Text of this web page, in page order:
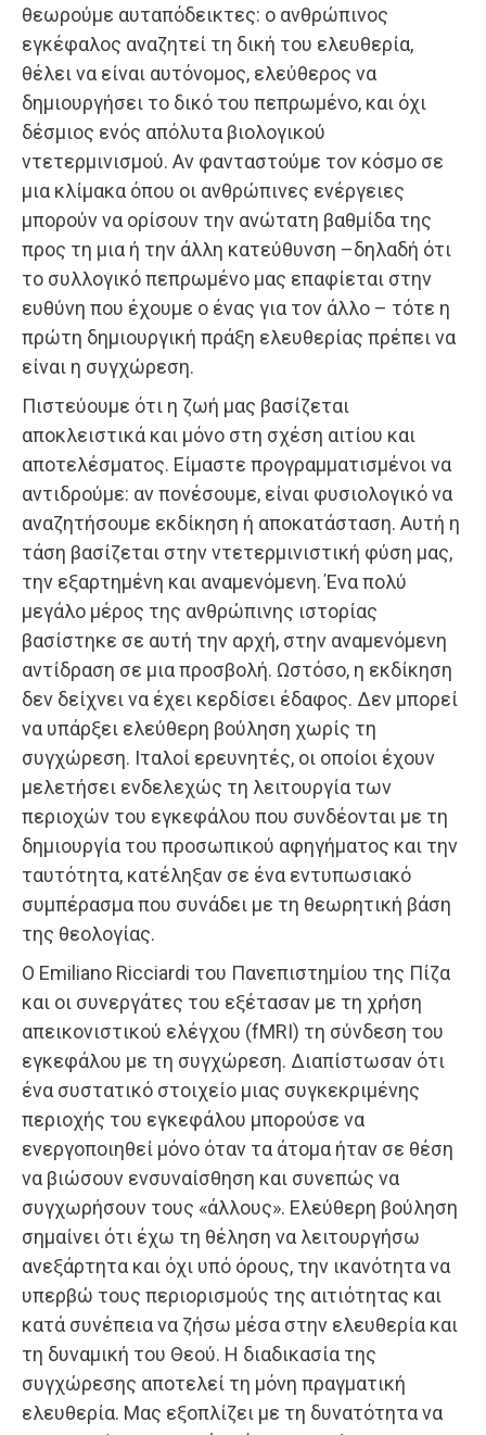
θεωρούμε αυταπόδεικτες: ο ανθρώπινος
εγκέφαλος αναζητεί τη δική του ελευθερία,
θέλει να είναι αυτόνομος, ελεύθερος να
δημιουργήσει το δικό του πεπρωμένο, και όχι
δέσμιος ενός απόλυτα βιολογικού
ντετερμινισμού. Αν φανταστούμε τον κόσμο σε
μια κλίμακα όπου οι ανθρώπινες ενέργειες
μπορούν να ορίσουν την ανώτατη βαθμίδα της
προς τη μια ή την άλλη κατεύθυνση –δηλαδή ότι
το συλλογικό πεπρωμένο μας επαφίεται στην
ευθύνη που έχουμε ο ένας για τον άλλο – τότε η
πρώτη δημιουργική πράξη ελευθερίας πρέπει να
είναι η συγχώρεση.
Πιστεύουμε ότι η ζωή μας βασίζεται
αποκλειστικά και μόνο στη σχέση αιτίου και
αποτελέσματος. Είμαστε προγραμματισμένοι να
αντιδρούμε: αν πονέσουμε, είναι φυσιολογικό να
αναζητήσουμε εκδίκηση ή αποκατάσταση. Αυτή η
τάση βασίζεται στην ντετερμινιστική φύση μας,
την εξαρτημένη και αναμενόμενη. Ένα πολύ
μεγάλο μέρος της ανθρώπινης ιστορίας
βασίστηκε σε αυτή την αρχή, στην αναμενόμενη
αντίδραση σε μια προσβολή. Ωστόσο, η εκδίκηση
δεν δείχνει να έχει κερδίσει έδαφος. Δεν μπορεί
να υπάρξει ελεύθερη βούληση χωρίς τη
συγχώρεση. Ιταλοί ερευνητές, οι οποίοι έχουν
μελετήσει ενδελεχώς τη λειτουργία των
περιοχών του εγκεφάλου που συνδέονται με τη
δημιουργία του προσωπικού αφηγήματος και την
ταυτότητα, κατέληξαν σε ένα εντυπωσιακό
συμπέρασμα που συνάδει με τη θεωρητική βάση
της θεολογίας.
Ο Emiliano Ricciardi του Πανεπιστημίου της Πίζα
και οι συνεργάτες του εξέτασαν με τη χρήση
απεικονιστικού ελέγχου (fMRI) τη σύνδεση του
εγκεφάλου με τη συγχώρεση. Διαπίστωσαν ότι
ένα συστατικό στοιχείο μιας συγκεκριμένης
περιοχής του εγκεφάλου μπορούσε να
ενεργοποιηθεί μόνο όταν τα άτομα ήταν σε θέση
να βιώσουν ενσυναίσθηση και συνεπώς να
συγχωρήσουν τους «άλλους». Ελεύθερη βούληση
σημαίνει ότι έχω τη θέληση να λειτουργήσω
ανεξάρτητα και όχι υπό όρους, την ικανότητα να
υπερβώ τους περιορισμούς της αιτιότητας και
κατά συνέπεια να ζήσω μέσα στην ελευθερία και
τη δυναμική του Θεού. Η διαδικασία της
συγχώρεσης αποτελεί τη μόνη πραγματική
ελευθερία. Μας εξοπλίζει με τη δυνατότητα να